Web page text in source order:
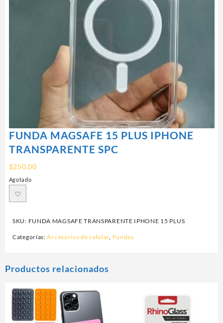
FUNDA MAGSAFE 15 PLUS IPHONE
TRANSPARENTE SPC
$250.00
Agotado
SKU: FUNDA MAGSAFE TRANSPARENTE IPHONE 15 PLUS
Categorías:Accesorios de celular, Fundas
Productos relacionados